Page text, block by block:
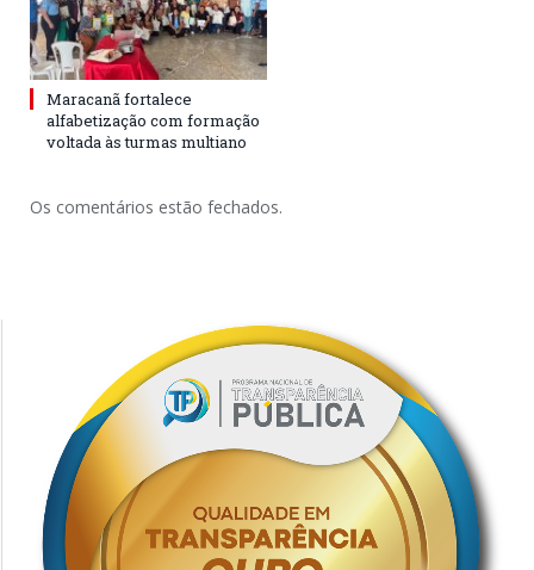
Maracanã fortalece
alfabetização com formação
voltada às turmas multiano
Os comentários estão fechados.